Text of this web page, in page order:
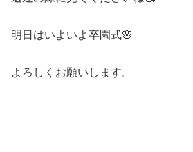
明日はいよいよ卒園式🌸
よろしくお願いします。